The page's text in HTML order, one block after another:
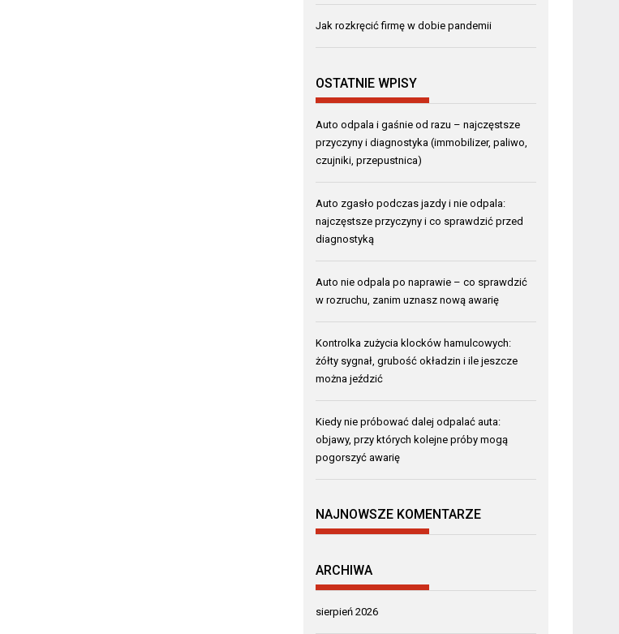
Jak rozkręcić firmę w dobie pandemii
OSTATNIE WPISY
Auto odpala i gaśnie od razu – najczęstsze
przyczyny i diagnostyka (immobilizer, paliwo,
czujniki, przepustnica)
Auto zgasło podczas jazdy i nie odpala:
najczęstsze przyczyny i co sprawdzić przed
diagnostyką
Auto nie odpala po naprawie – co sprawdzić
w rozruchu, zanim uznasz nową awarię
Kontrolka zużycia klocków hamulcowych:
żółty sygnał, grubość okładzin i ile jeszcze
można jeździć
Kiedy nie próbować dalej odpalać auta:
objawy, przy których kolejne próby mogą
pogorszyć awarię
NAJNOWSZE KOMENTARZE
ARCHIWA
sierpień 2026